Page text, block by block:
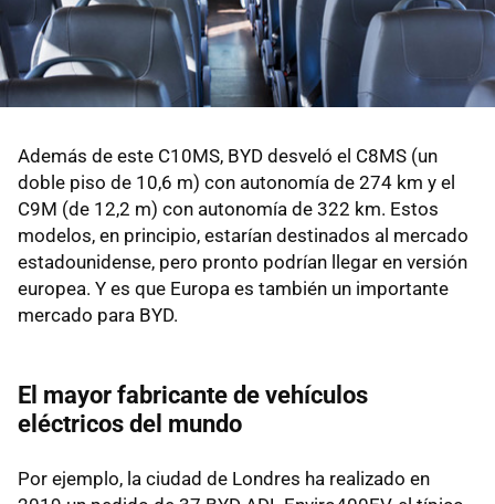
Además de este C10MS, BYD desveló el C8MS (un
doble piso de 10,6 m) con autonomía de 274 km y el
C9M (de 12,2 m) con autonomía de 322 km. Estos
modelos, en principio, estarían destinados al mercado
estadounidense, pero pronto podrían llegar en versión
europea. Y es que Europa es también un importante
mercado para BYD.
El mayor fabricante de vehículos
eléctricos del mundo
Por ejemplo, la ciudad de Londres ha realizado en